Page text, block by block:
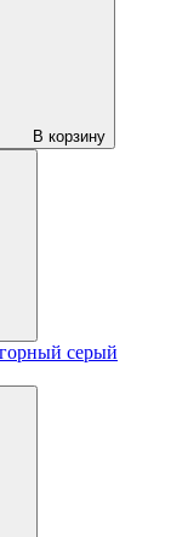
В корзину